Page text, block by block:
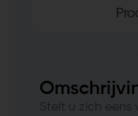
Stelt u zich